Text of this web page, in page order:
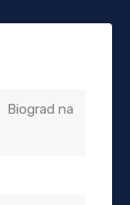
Biograd na